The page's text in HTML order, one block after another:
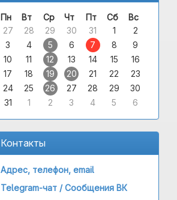
Пн Вт Ср Чт Пт Сб
Вс
27
28 29 30 31 1
2
3
4 5 6 7 8
9
10
11 12 13 14 15
16
17
18 19 20 21 22
23
24
25 26 27 28 29
30
31
1 2 3 4 5 6
Контакты
Адрес, телефон, email
Telegram-чат /Сообщения ВК